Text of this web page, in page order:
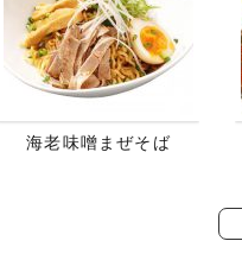
海老味噌まぜそば